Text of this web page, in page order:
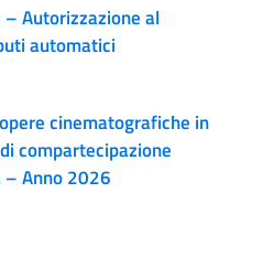
– Autorizzazione al
automatici
cinematografiche in
compartecipazione
Anno 2026